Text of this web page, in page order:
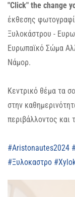
"Click" the change
έκθεσης
Ξυλοκάστρου -
Ευρωπαϊκό Σώμα
Νάμορ.
Κεντρικό θέμα τα
στην
περιβάλλοντος και
#Aristonautes2024
#Ξυλοκαστρο